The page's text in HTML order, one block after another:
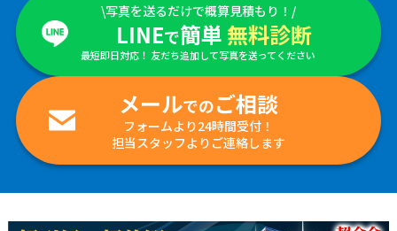
\写真を送るだけで概算見積もり！/
LINEで簡単 無料診断
最短即日対応！ 友だち追加して写真を送ってください
メールでのご相談
フォームより24時間受付！
担当スタッフよりご連絡します